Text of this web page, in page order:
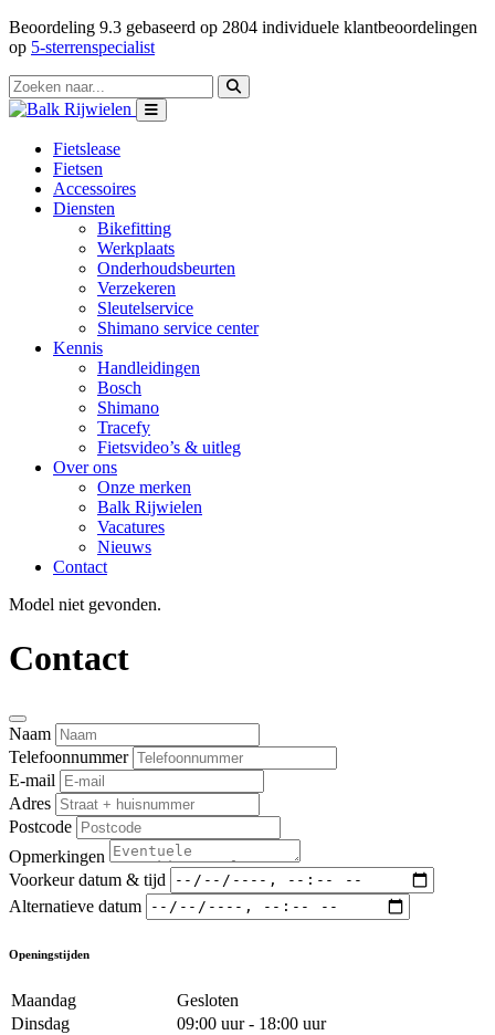
Beoordeling 9.3 gebaseerd op 2804 individuele klantbeoordelingen
op 5-sterrenspecialist
Fietslease
Fietsen
Accessoires
Diensten
Bikefitting
Werkplaats
Onderhoudsbeurten
Verzekeren
Sleutelservice
Shimano service center
Kennis
Handleidingen
Bosch
Shimano
Tracefy
Fietsvideo’s & uitleg
Over ons
Onze merken
Balk Rijwielen
Vacatures
Nieuws
Contact
Model niet gevonden.
Contact
Naam
Telefoonnummer
E-mail
Adres
Postcode
Opmerkingen
Voorkeur datum & tijd
Alternatieve datum
Openingstijden
Maandag
Gesloten
Dinsdag
09:00 uur - 18:00 uur